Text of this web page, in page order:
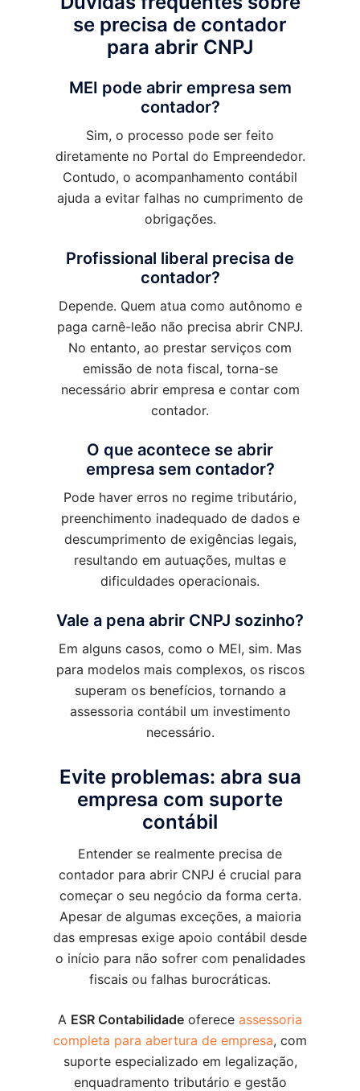
se precisa de contador
para abrir CNPJ
MEI pode abrir empresa sem
contador?
Sim, o processo pode ser feito
diretamente no Portal do Empreendedor.
Contudo, o acompanhamento contábil
ajuda a evitar falhas no cumprimento de
obrigações.
Profissional liberal precisa de
contador?
Depende. Quem atua como autônomo e
paga carnê-leão não precisa abrir CNPJ.
No entanto, ao prestar serviços com
emissão de nota fiscal, torna-se
necessário abrir empresa e contar com
contador.
O que acontece se abrir
empresa sem contador?
Pode haver erros no regime tributário,
preenchimento inadequado de dados e
descumprimento de exigências legais,
resultando em autuações, multas e
dificuldades operacionais.
Vale a pena abrir CNPJ sozinho?
Em alguns casos, como o MEI, sim. Mas
para modelos mais complexos, os riscos
superam os benefícios, tornando a
assessoria contábil um investimento
necessário.
Evite problemas: abra sua
empresa com suporte
contábil
Entender se realmente precisa de
contador para abrir CNPJ é crucial para
começar o seu negócio da forma certa.
Apesar de algumas exceções, a maioria
das empresas exige apoio contábil desde
o início para não sofrer com penalidades
fiscais ou falhas burocráticas.
A ESR Contabilidade oferece assessoria
completa para abertura de empresa, com
suporte especializado em legalização,
enquadramento tributário e gestão